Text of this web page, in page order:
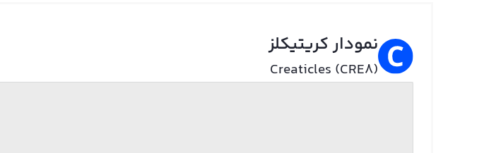
نمودار کریتیکلز
Creaticles (CRE8)